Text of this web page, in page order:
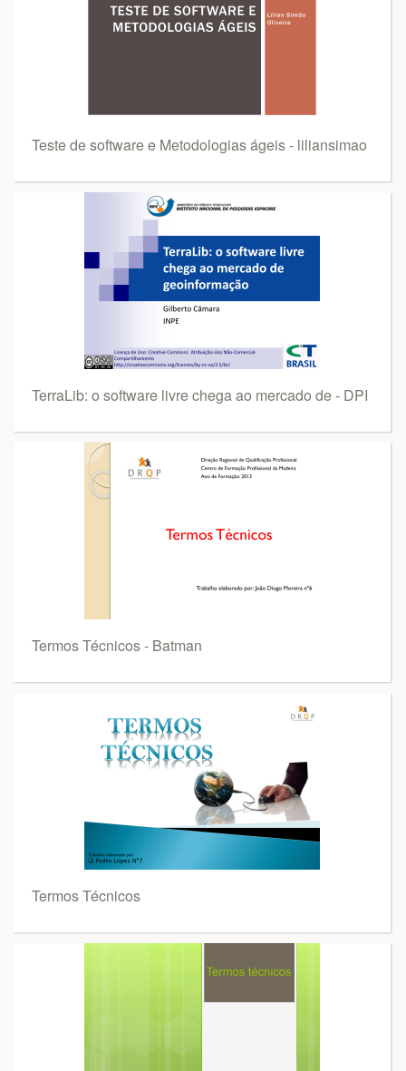
Teste de software e Metodologias ágeis - liliansimao
TerraLib: o software livre chega ao mercado de - DPI
Termos Técnicos - Batman
Termos Técnicos